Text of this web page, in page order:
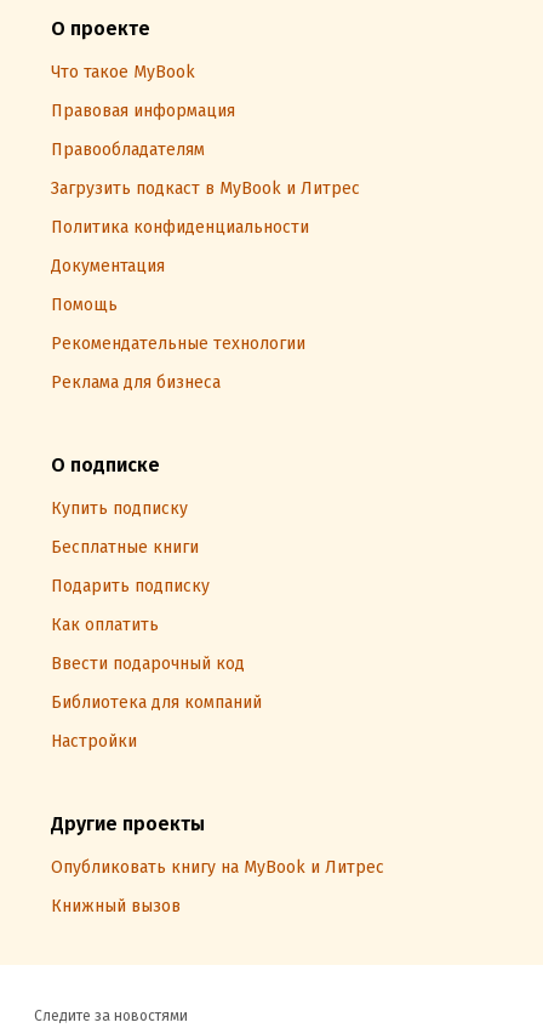
О проекте
Что такое MyBook
Правовая информация
Правообладателям
Загрузить подкаст в MyBook и Литрес
Политика конфиденциальности
Документация
Помощь
Рекомендательные технологии
Реклама для бизнеса
О подписке
Купить подписку
Бесплатные книги
Подарить подписку
Как оплатить
Ввести подарочный код
Библиотека для компаний
Настройки
Другие проекты
Опубликовать книгу на MyBook и Литрес
Книжный вызов
Следите за новостями